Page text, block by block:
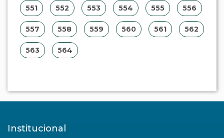
551 552 553 554 555 556
557 558 559 560 561 562
563 564
Institucional